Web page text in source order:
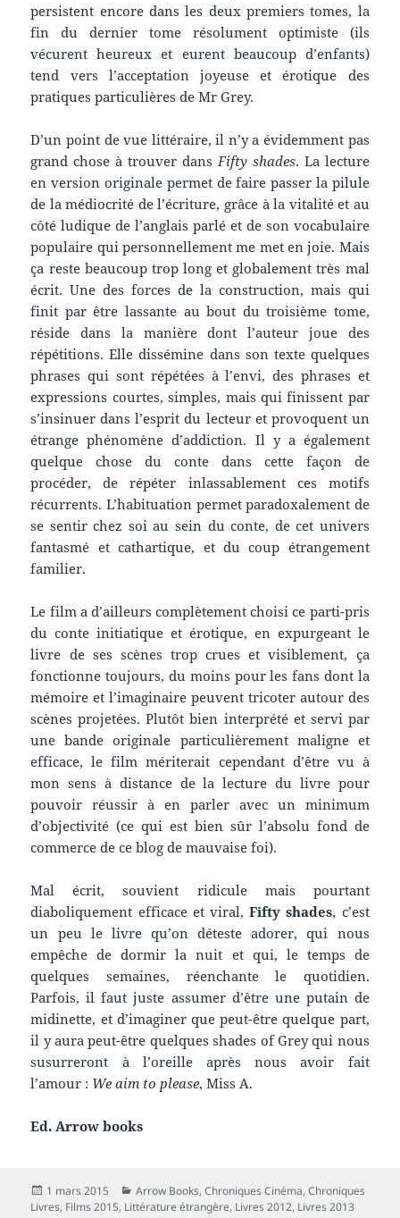
persistent encore dans les deux premiers tomes, la
fin du dernier tome résolument optimiste (ils
vécurent heureux et eurent beaucoup d’enfants)
tend vers l’acceptation joyeuse et érotique des
pratiques particulières de Mr Grey.
D’un point de vue littéraire, il n’y a évidemment pas
grand chose à trouver dansFifty shades. La lecture
en version originale permet de faire passer la pilule
de la médiocrité de l’écriture, grâce à la vitalité et au
côté ludique de l’anglais parlé et de son vocabulaire
populaire qui personnellement me met en joie. Mais
ça reste beaucoup trop long et globalement très mal
écrit. Une des forces de la construction, mais qui
finit par être lassante au bout du troisième tome,
réside dans la manière dont l’auteur joue des
répétitions. Elle dissémine dans son texte quelques
phrases qui sont répétées à l’envi, des phrases et
expressions courtes, simples, mais qui finissent par
s’insinuer dans l’esprit du lecteur et provoquent un
étrange phénomène d’addiction. Il y a également
quelque chose du conte dans cette façon de
procéder, de répéter inlassablement ces motifs
récurrents. L’habituation permet paradoxalement de
se sentir chez soi au sein du conte, de cet univers
fantasmé et cathartique, et du coup étrangement
familier.
Le film a d’ailleurs complètement choisi ce parti-pris
du conte initiatique et érotique, en expurgeant le
livre de ses scènes trop crues et visiblement, ça
fonctionne toujours, du moins pour les fans dont la
mémoire et l’imaginaire peuvent tricoter autour des
scènes projetées. Plutôt bien interprété et servi par
une bande originale particulièrement maligne et
efficace, le film mériterait cependant d’être vu à
mon sens à distance de la lecture du livre pour
pouvoir réussir à en parler avec un minimum
d’objectivité (ce qui est bien sûr l’absolu fond de
commerce de ce blog de mauvaise foi).
Mal écrit, souvient ridicule mais pourtant
diaboliquement efficace et viral,Fifty shades, c’est
un peu le livre qu’on déteste adorer, qui nous
empêche de dormir la nuit et qui, le temps de
quelques semaines, réenchante le quotidien.
Parfois, il faut juste assumer d’être une putain de
midinette, et d’imaginer que peut-être quelque part,
il y aura peut-être quelques shades of Grey qui nous
susurreront à l’oreille après nous avoir fait
l’amour : We aim to please, Miss A.
Ed. Arrow books
Publié
le
1 mars 2015 Catégories
Arrow Books,Chroniques Cinéma,Chroniques
Livres, Films 2015, Littérature étrangère, Livres 2012, Livres 2013